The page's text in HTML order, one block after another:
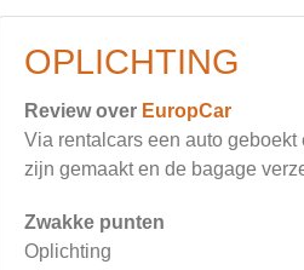
OPLICHTING
Review over EuropCar
Via rentalcars een auto
zijn gemaakt en de bagage
Zwakke punten
Oplichting